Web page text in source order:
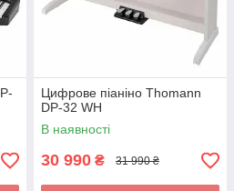
Цифрове піаніно Thomann
DP-32 WH
В наявності
30 990 ₴ 31 990 ₴